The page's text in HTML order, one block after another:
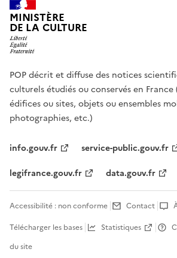
MINISTÈRE
DE LA CULTURE
POP décrit et diffuse des notices
culturels étudiés ou conservés en
édifices ou sites, objets ou ensembles
photographies, etc.)
info.gouv.fr
service-public.gouv.fr
legifrance.gouv.fr
data.gouv.fr
Accessibilité : non conforme Contact
Télécharger les bases
Statistiques
du site